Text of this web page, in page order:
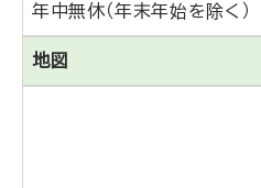
年中無休（年末年始を除く）
地図